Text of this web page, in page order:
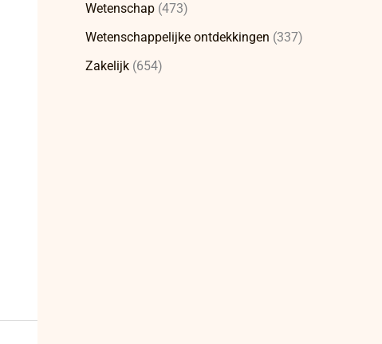
Wetenschap (473)
Wetenschappelijke ontdekkingen (337)
Zakelijk (654)